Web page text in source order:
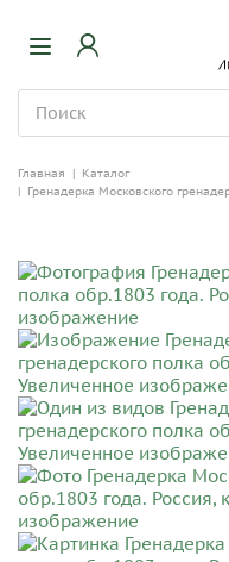
Главная | Каталог
| Гренадерка Московского